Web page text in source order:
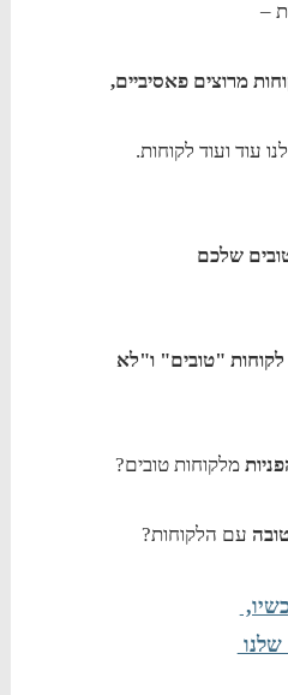
–
מרוצים פאסיביים,
עוד ועוד לקוחות.
שלכם
לקוחות "טובים" ו"לא
מלקוחות טובים?
עם הלקוחות?